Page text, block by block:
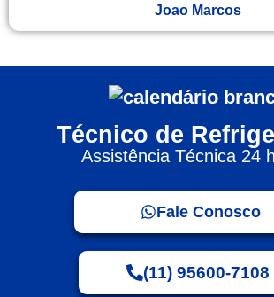
Joao Marcos
Técnico de
Assistência Técnica 24
Fale Conosco
(11) 95600-7108